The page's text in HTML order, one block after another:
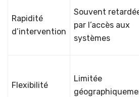
Rapidité
d’intervention
Souvent
par l’accès aux
systèmes
Flexibilité
Limitée